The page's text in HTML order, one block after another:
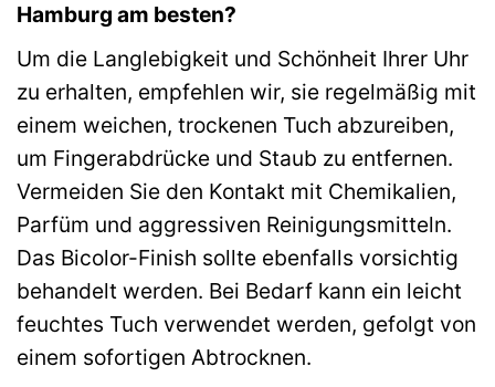
Hamburg am besten?
Um die Langlebigkeit und Schönheit Ihrer Uhr
zu erhalten, empfehlen wir, sie regelmäßig mit
einem weichen, trockenen Tuch abzureiben,
um Fingerabdrücke und Staub zu entfernen.
Vermeiden Sie den Kontakt mit Chemikalien,
Parfüm und aggressiven Reinigungsmitteln.
Das Bicolor-Finish sollte ebenfalls vorsichtig
behandelt werden. Bei Bedarf kann ein leicht
feuchtes Tuch verwendet werden, gefolgt von
einem sofortigen Abtrocknen.